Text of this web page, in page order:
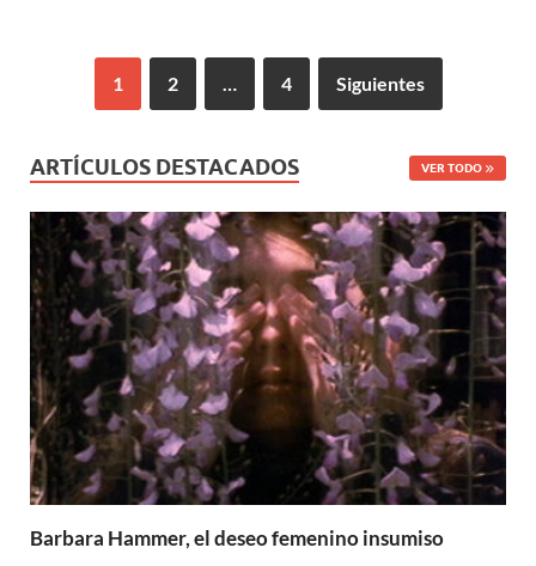
1 2 4 Siguientes
ARTÍCULOS DESTACADOS VER TODO
Barbara Hammer, el deseo femenino insumiso